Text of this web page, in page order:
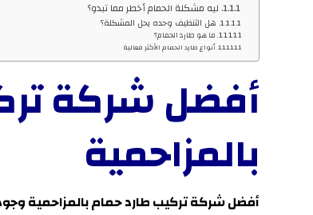
ليه مشكلة الحمام أخطر مما تبدو؟
هل التنظيف وحده يحل المشكلة؟
ما هو طارد الحمام؟
أنواع طارد الحمام الأكثر فعالية
أفضل شركة
بالمزاحمية
أفضل شركة تركيب طارد حمام بالمزاحمية